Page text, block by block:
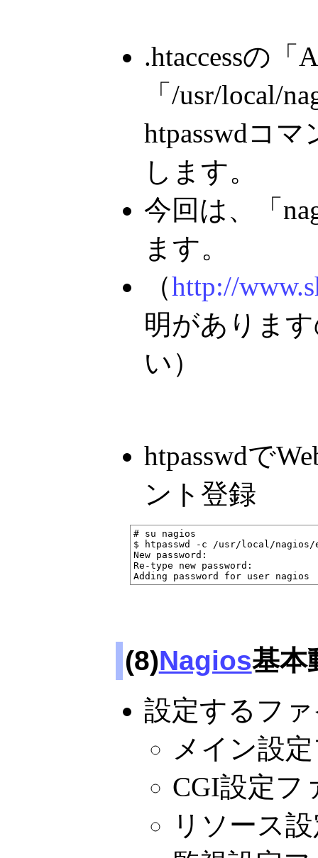
.htaccessの
「/usr/local/
htpasswdコ
します。
今回は、「
ます。
（http://
明がありま
い）
htpasswdで
ント登録
# su nagios
$ htpasswd -c /usr/local/nagios/
New password:
Re-type new password:
(8)Nagios基本
設定するフ
メイン設
CGI設定フ
リソース